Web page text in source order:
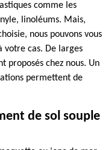
comme les
linoléums. Mais,
nous pouvons vous
votre cas. De larges
proposés chez nous. Un
permettent de
de sol souple